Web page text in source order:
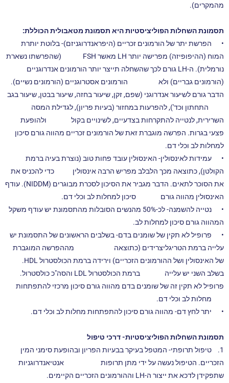
מהמקרים).
תסמונת השחלות הפוליציסטיות היא תסמונת מטאבולית הכוללת:
•
הפרשת יתר של הורמונים זכריים (היפראנדרוגניזם)- בלוטת יותרת
המוח (ההיפופיזה) מפרישה יותר LH מאשר FSH (שהפרשתו נשארת
נורמלית). ה-LH גורם לכך שהשחלה תייצר יותר הורמונים אנדרוגניים
(הורמונים גבריים) ולא הורמונים אסטרוגניים (הורמונים נשיים).
הדבר גורם לשיעור אנדרוגני (שפם, זקן, שיעור בחזה, שיעור בבטן, שיעור בגב
התחתון וכד'), להפרעות במחזור (בעיות פריון), לגדילת המסה
השרירית, לנטייה להתקרחות בצדעיים, לשינויים בקול ולהופעת
פצעי בגרות. הפרשה מוגברת זאת של הורמונים זכריים מהווה גורם סיכון
למחלות לב וכלי דם.
•
עמידות לאינסולין- האינסולין עובד פחות טוב (נוצרת בעיה ברמת
הקולטן), כתוצאה מכך הלבלב מפריש הרבה אינסולין כדי להכניס את
את הסוכר לתאים. הדבר מגביר את הסיכון לסכרת מבוגרים (NIDDM). עודף
האינסולין מהווה גורם סיכון למחלות לב וכלי דם.
•
נטייה להשמנה- לכ-50% מהנשים הסובלות מהתסמונת יש עודף משקל
המהווה גורם סיכון למחלות לב.
•
פרופיל לא תקין של שומנים בדם- בשלבים הראשונים של התסמונת יש
עלייה ברמת הטריגליצרידים (כתוצאה מההפרשה המוגברת
של האינסולין ושל ההורמונים הזכריים) וירידה ברמת הכולסטרול HDL.
בשלב השני יש עלייה ברמת הכולסטרול LDL והסה"כ כולסטרול.
פרופיל לא תקין זה של שומנים בדם מהווה גורם סיכון מרכזי להתפתחות
מחלות לב וכלי דם.
•
יתר לחץ דם- מהווה גורם סיכון להתפתחות מחלות לב וכלי דם.
תסמונת השחלות הפוליציסטיות- דרכי טיפול
1.
טיפול תרופתי- המטפל בעיקר בבעיות הפריון ובהופעת סימני המין
הזכריים. הטיפול נעשה על ידי מתן תרופות אנטיאנדרוגניות
שתפקידן לדכא את ייצור ה-LH וההורמונים הזכריים הקיימים.